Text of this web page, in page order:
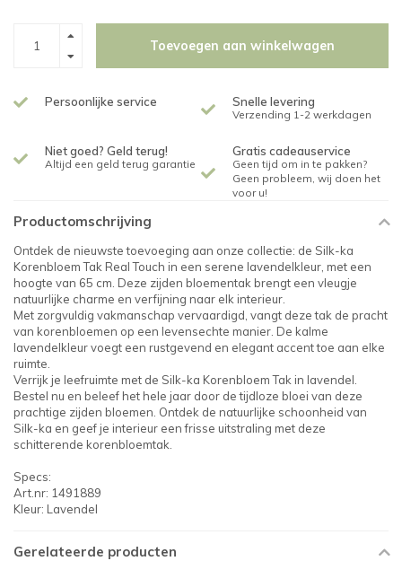
Toevoegen aan winkelwagen
Persoonlijke service Snelle levering
Verzending 1-2 werkdagen
Niet goed? Geld terug!
Altijd een geld terug garantie
Gratis cadeauservice
Geen tijd om in te pakken?
Geen probleem, wij doen het
voor u!
Productomschrijving
Ontdek de nieuwste toevoeging aan onze collectie: de Silk-ka
Korenbloem Tak Real Touch in een serene lavendelkleur, met een
hoogte van 65 cm. Deze zijden bloementak brengt een vleugje
natuurlijke charme en verfijning naar elk interieur.
Met zorgvuldig vakmanschap vervaardigd, vangt deze tak de pracht
van korenbloemen op een levensechte manier. De kalme
lavendelkleur voegt een rustgevend en elegant accent toe aan elke
ruimte.
Verrijk je leefruimte met de Silk-ka Korenbloem Tak in lavendel.
Bestel nu en beleef het hele jaar door de tijdloze bloei van deze
prachtige zijden bloemen. Ontdek de natuurlijke schoonheid van
Silk-ka en geef je interieur een frisse uitstraling met deze
schitterende korenbloemtak.
Specs:
Art.nr: 1491889
Kleur: Lavendel
Gerelateerde producten